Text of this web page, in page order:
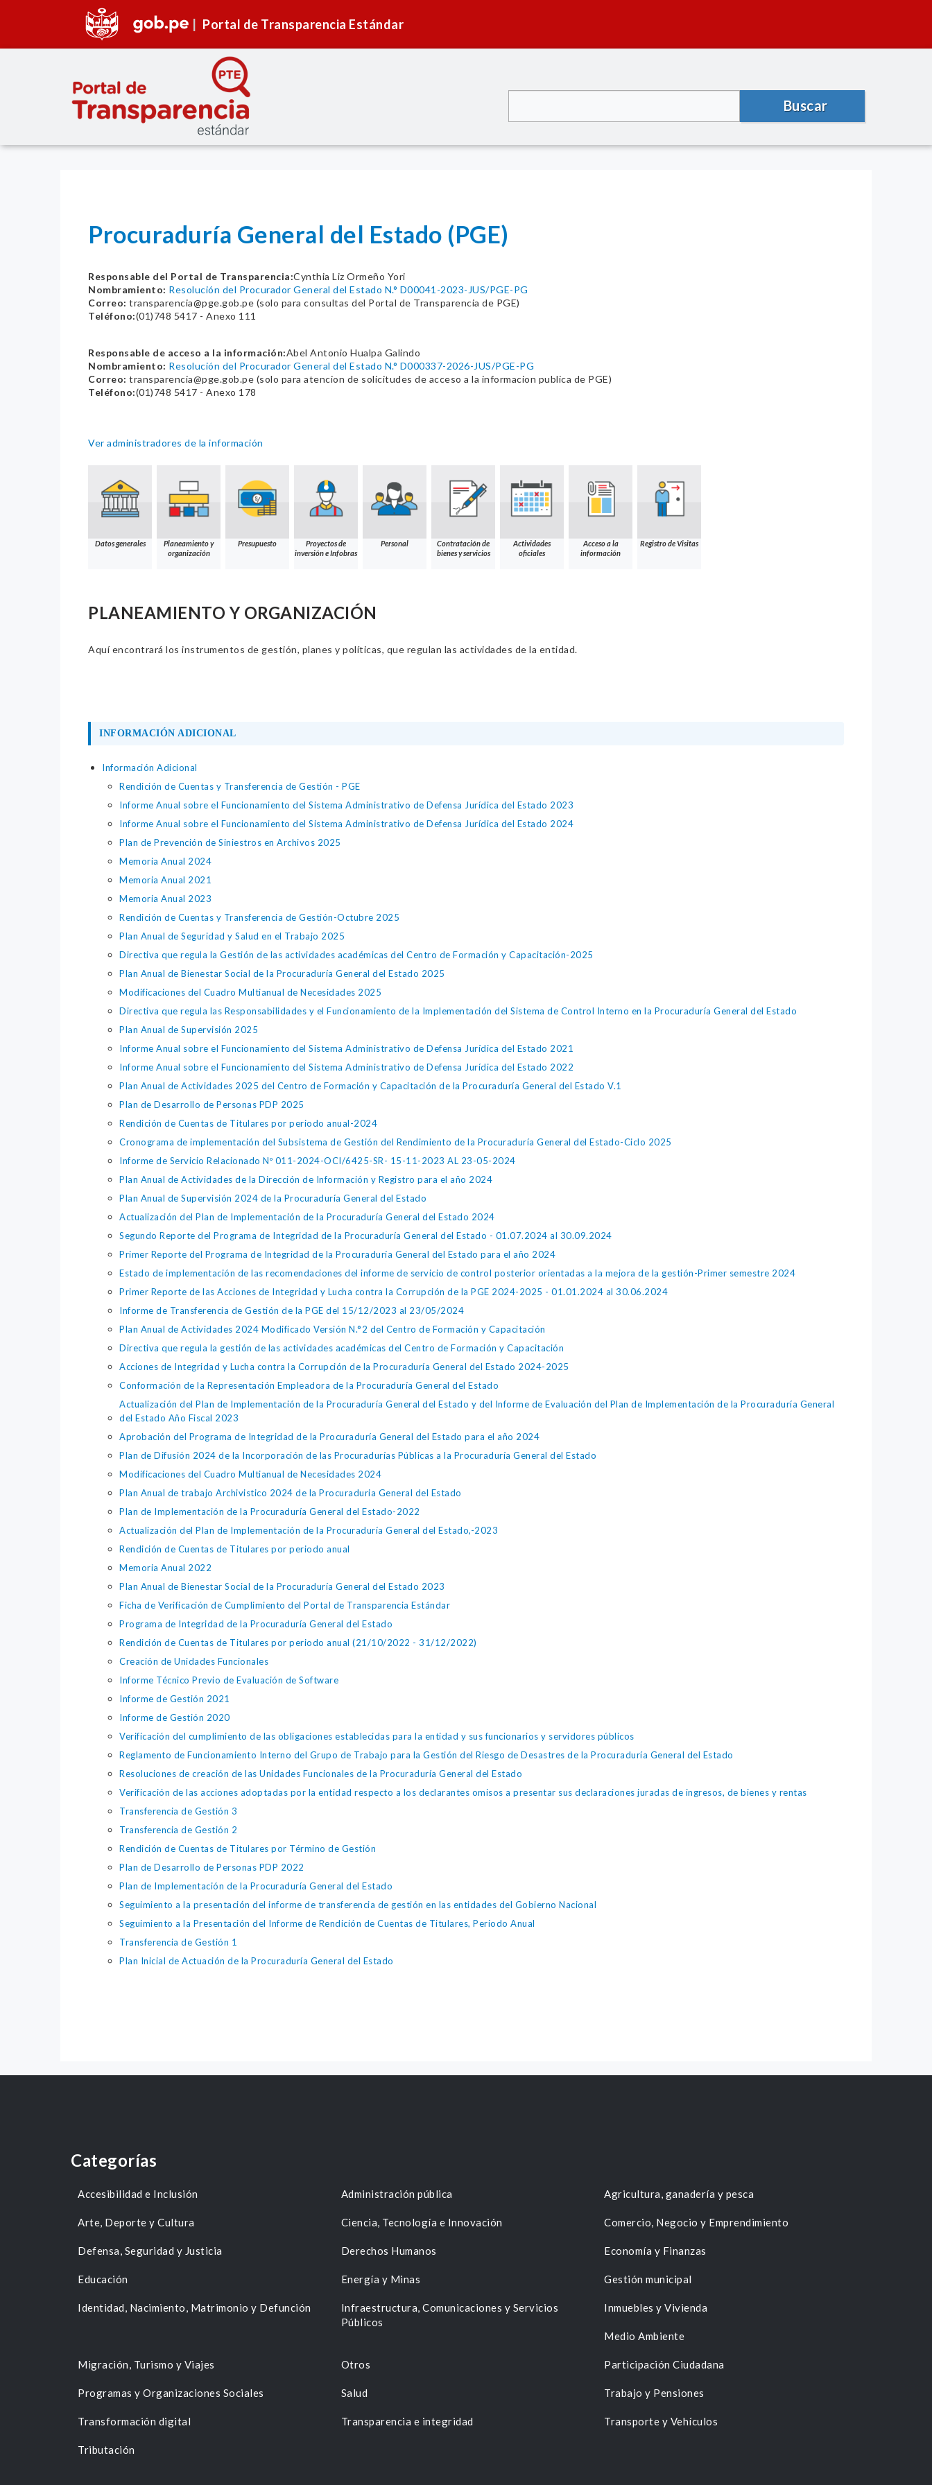
Portal de Transparencia Estándar
Buscar
Procuraduría General del Estado (PGE)
Responsable del Portal de Transparencia:Cynthia Liz Ormeño Yori
Nombramiento: Resolución del Procurador General del Estado N.° D00041-2023-JUS/PGE-PG
Correo: transparencia@pge.gob.pe (solo para consultas del Portal de Transparencia de PGE)
Teléfono:(01)748 5417 - Anexo 111
Responsable de acceso a la información:Abel Antonio Hualpa Galindo
Nombramiento: Resolución del Procurador General del Estado N.° D000337-2026-JUS/PGE-PG
Correo: transparencia@pge.gob.pe (solo para atencion de solicitudes de acceso a la informacion publica de PGE)
Teléfono:(01)748 5417 - Anexo 178
Ver administradores de la información
Datos generales
Planeamiento y
organización
Presupuesto
Proyectos de
inversión e Infobras
Personal
Contratación de
bienes y servicios
Actividades
oficiales
Acceso a la
información
Registro de Visitas
PLANEAMIENTO Y ORGANIZACIÓN
Aquí encontrará los instrumentos de gestión, planes y políticas, que regulan las actividades de la entidad.
INFORMACIÓN ADICIONAL
Información Adicional
Rendición de Cuentas y Transferencia de Gestión - PGE
Informe Anual sobre el Funcionamiento del Sistema Administrativo de Defensa Jurídica del Estado 2023
Informe Anual sobre el Funcionamiento del Sistema Administrativo de Defensa Jurídica del Estado 2024
Plan de Prevención de Siniestros en Archivos 2025
Memoria Anual 2024
Memoria Anual 2021
Memoria Anual 2023
Rendición de Cuentas y Transferencia de Gestión-Octubre 2025
Plan Anual de Seguridad y Salud en el Trabajo 2025
Directiva que regula la Gestión de las actividades académicas del Centro de Formación y Capacitación-2025
Plan Anual de Bienestar Social de la Procuraduría General del Estado 2025
Modificaciones del Cuadro Multianual de Necesidades 2025
Directiva que regula las Responsabilidades y el Funcionamiento de la Implementación del Sistema de Control Interno en la Procuraduría General del Estado
Plan Anual de Supervisión 2025
Informe Anual sobre el Funcionamiento del Sistema Administrativo de Defensa Jurídica del Estado 2021
Informe Anual sobre el Funcionamiento del Sistema Administrativo de Defensa Jurídica del Estado 2022
Plan Anual de Actividades 2025 del Centro de Formación y Capacitación de la Procuraduría General del Estado V.1
Plan de Desarrollo de Personas PDP 2025
Rendición de Cuentas de Titulares por periodo anual-2024
Cronograma de implementación del Subsistema de Gestión del Rendimiento de la Procuraduría General del Estado-Ciclo 2025
Informe de Servicio Relacionado Nº 011-2024-OCI/6425-SR- 15-11-2023 AL 23-05-2024
Plan Anual de Actividades de la Dirección de Información y Registro para el año 2024
Plan Anual de Supervisión 2024 de la Procuraduría General del Estado
Actualización del Plan de Implementación de la Procuraduría General del Estado 2024
Segundo Reporte del Programa de Integridad de la Procuraduría General del Estado - 01.07.2024 al 30.09.2024
Primer Reporte del Programa de Integridad de la Procuraduría General del Estado para el año 2024
Estado de implementación de las recomendaciones del informe de servicio de control posterior orientadas a la mejora de la gestión-Primer semestre 2024
Primer Reporte de las Acciones de Integridad y Lucha contra la Corrupción de la PGE 2024-2025 - 01.01.2024 al 30.06.2024
Informe de Transferencia de Gestión de la PGE del 15/12/2023 al 23/05/2024
Plan Anual de Actividades 2024 Modificado Versión N.°2 del Centro de Formación y Capacitación
Directiva que regula la gestión de las actividades académicas del Centro de Formación y Capacitación
Acciones de Integridad y Lucha contra la Corrupción de la Procuraduría General del Estado 2024-2025
Conformación de la Representación Empleadora de la Procuraduría General del Estado
Actualización del Plan de Implementación de la Procuraduría General del Estado y del Informe de Evaluación del Plan de Implementación de la Procuraduría General
del Estado Año Fiscal 2023
Aprobación del Programa de Integridad de la Procuraduría General del Estado para el año 2024
Plan de Difusión 2024 de la Incorporación de las Procuradurías Públicas a la Procuraduría General del Estado
Modificaciones del Cuadro Multianual de Necesidades 2024
Plan Anual de trabajo Archivistico 2024 de la Procuraduria General del Estado
Plan de Implementación de la Procuraduría General del Estado-2022
Actualización del Plan de Implementación de la Procuraduría General del Estado,-2023
Rendición de Cuentas de Titulares por periodo anual
Memoria Anual 2022
Plan Anual de Bienestar Social de la Procuraduría General del Estado 2023
Ficha de Verificación de Cumplimiento del Portal de Transparencia Estándar
Programa de Integridad de la Procuraduría General del Estado
Rendición de Cuentas de Titulares por periodo anual (21/10/2022 - 31/12/2022)
Creación de Unidades Funcionales
Informe Técnico Previo de Evaluación de Software
Informe de Gestión 2021
Informe de Gestión 2020
Verificación del cumplimiento de las obligaciones establecidas para la entidad y sus funcionarios y servidores públicos
Reglamento de Funcionamiento Interno del Grupo de Trabajo para la Gestión del Riesgo de Desastres de la Procuraduría General del Estado
Resoluciones de creación de las Unidades Funcionales de la Procuraduría General del Estado
Verificación de las acciones adoptadas por la entidad respecto a los declarantes omisos a presentar sus declaraciones juradas de ingresos, de bienes y rentas
Transferencia de Gestión 3
Transferencia de Gestión 2
Rendición de Cuentas de Titulares por Término de Gestión
Plan de Desarrollo de Personas PDP 2022
Plan de Implementación de la Procuraduría General del Estado
Seguimiento a la presentación del informe de transferencia de gestión en las entidades del Gobierno Nacional
Seguimiento a la Presentación del Informe de Rendición de Cuentas de Titulares, Periodo Anual
Transferencia de Gestión 1
Plan Inicial de Actuación de la Procuraduría General del Estado
Categorías
Accesibilidad e Inclusión Administración pública Agricultura, ganadería y pesca
Arte, Deporte y Cultura Ciencia, Tecnología e Innovación Comercio, Negocio y Emprendimiento
Defensa, Seguridad y Justicia Derechos Humanos Economía y Finanzas
Educación Energía y Minas Gestión municipal
Identidad, Nacimiento, Matrimonio y Defunción
Infraestructura, Comunicaciones y Servicios
Públicos
Inmuebles y Vivienda
Medio Ambiente
Migración, Turismo y Viajes Otros Participación Ciudadana
Programas y Organizaciones Sociales Salud Trabajo y Pensiones
Transformación digital Transparencia e integridad Transporte y Vehículos
Tributación